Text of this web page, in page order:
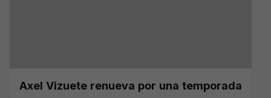
Axel Vizuete renueva por una temporada